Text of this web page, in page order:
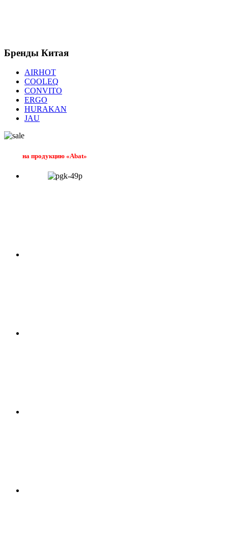
Бренды Китая
AIRHOT
COOLEQ
CONVITO
ERGO
HURAKAN
JAU
на продукцию «Abat»